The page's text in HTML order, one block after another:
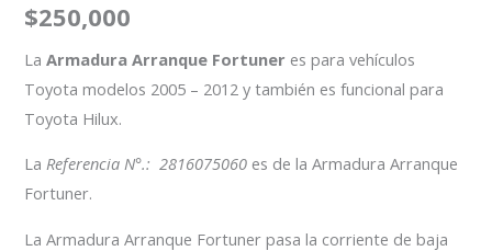
$250,000
LaArmadura Arranque Fortuner es para vehículos
Toyota modelos 2005 – 2012 y también es funcional para
Toyota Hilux.
LaReferencia N°.: 2816075060 es de la Armadura Arranque
Fortuner.
La Armadura Arranque Fortuner pasa la corriente de baja